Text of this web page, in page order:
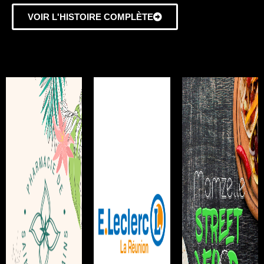
VOIR L'HISTOIRE COMPLÈTE